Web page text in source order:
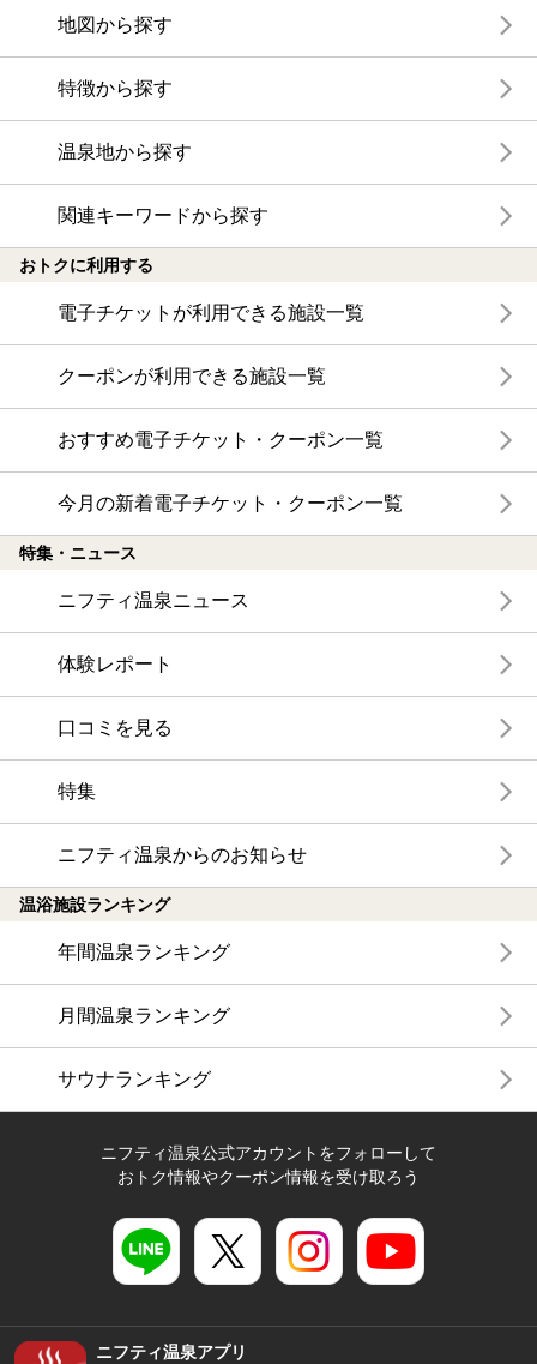
地図から探す
特徴から探す
温泉地から探す
関連キーワードから探す
おトクに利用する
電子チケットが利用できる施設一覧
クーポンが利用できる施設一覧
おすすめ電子チケット・クーポン一覧
今月の新着電子チケット・クーポン一覧
特集・ニュース
ニフティ温泉ニュース
体験レポート
口コミを見る
特集
ニフティ温泉からのお知らせ
温浴施設ランキング
年間温泉ランキング
月間温泉ランキング
サウナランキング
ニフティ温泉公式アカウントをフォローして
おトク情報やクーポン情報を受け取ろう
ニフティ温泉アプリ